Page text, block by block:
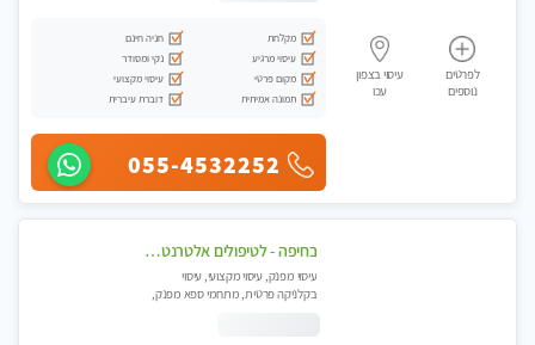
לפרטים
נוספים
עיסוי בצפון
עכו
מקלחת
חניה חינם
עיסוי מרגיע
נקי ומסודר
מקום פרטי
עיסוי מקצועי
תמונה אמיתית
דוברת עיברית
055-4532252
בחיפה - לטיפולים אלטרנטיביים לעיסוי מרגיע ומפנק VIP-מומלץ לחלוטין! פרטי! ​​​​​​ Highly recommended-לקביעת תור נא להתקשר ....
עיסוי מפנק, עיסוי מקצועי, עיסוי
בקלניקה פרטית, מתחמי ספא מפנק,